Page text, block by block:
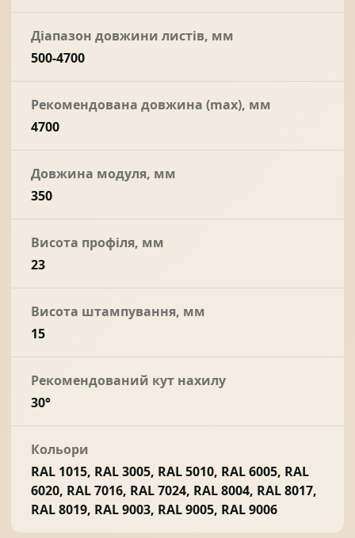
Діапазон довжини листів, мм
500-4700
Рекомендована довжина (max), мм
4700
Довжина модуля, мм
350
Висота профіля, мм
23
Висота штампування, мм
15
Рекомендований кут нахилу
30°
Кольори
RAL 1015, RAL 3005, RAL 5010, RAL 6005, RAL
6020, RAL 7016, RAL 7024, RAL 8004, RAL 8017,
RAL 8019, RAL 9003, RAL 9005, RAL 9006